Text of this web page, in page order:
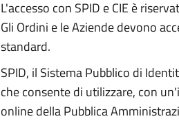
L'accesso con SPID e CIE è
Gli Ordini e le Aziende devono
standard.
SPID, il Sistema Pubblico di
che consente di utilizzare, con
online della Pubblica